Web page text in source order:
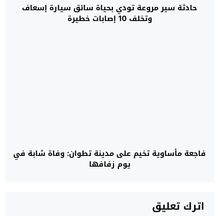
حادثة سير مروعة تودي بحياة سائق سيارة إسعاف
وتخلف 10 إصابات خطيرة
فاجعة مأساوية تخيم على مدينة تطوان: وفاة شابة في
يوم زفافها
اترك تعليق